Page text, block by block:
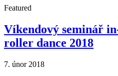
Featured
Víkendový seminář
roller dance 2018
7. únor 2018